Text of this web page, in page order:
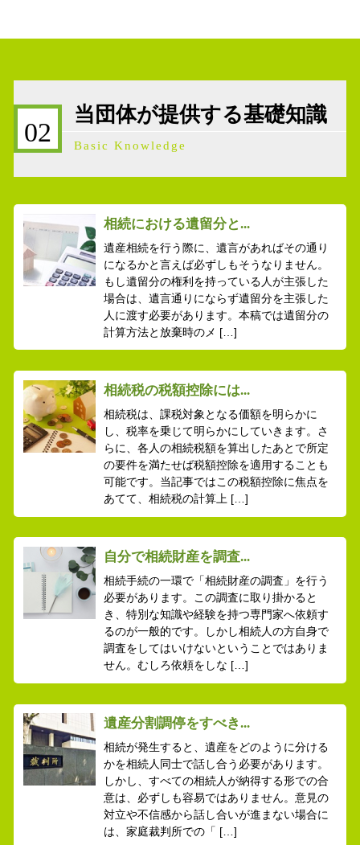
02
当団体が提供する基礎知識
Basic Knowledge
相続における遺留分と...
遺産相続を行う際に、遺言があればその通り
になるかと言えば必ずしもそうなりません。
もし遺留分の権利を持っている人が主張した
場合は、遺言通りにならず遺留分を主張した
人に渡す必要があります。本稿では遺留分の
計算方法と放棄時のメ […]
相続税の税額控除には...
相続税は、課税対象となる価額を明らかに
し、税率を乗じて明らかにしていきます。さ
らに、各人の相続税額を算出したあとで所定
の要件を満たせば税額控除を適用することも
可能です。当記事ではこの税額控除に焦点を
あてて、相続税の計算上 […]
自分で相続財産を調査...
相続手続の一環で「相続財産の調査」を行う
必要があります。この調査に取り掛かると
き、特別な知識や経験を持つ専門家へ依頼す
るのが一般的です。しかし相続人の方自身で
調査をしてはいけないということではありま
せん。むしろ依頼をしな […]
遺産分割調停をすべき...
相続が発生すると、遺産をどのように分ける
かを相続人同士で話し合う必要があります。
しかし、すべての相続人が納得する形での合
意は、必ずしも容易ではありません。意見の
対立や不信感から話し合いが進まない場合に
は、家庭裁判所での「 […]